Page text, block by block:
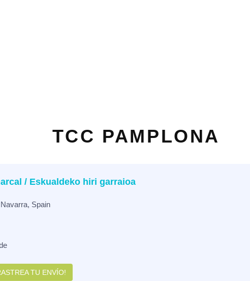
TCC PAMPLONA
/ Eskualdeko hiri garraioa
Spain
TU ENVÍO!